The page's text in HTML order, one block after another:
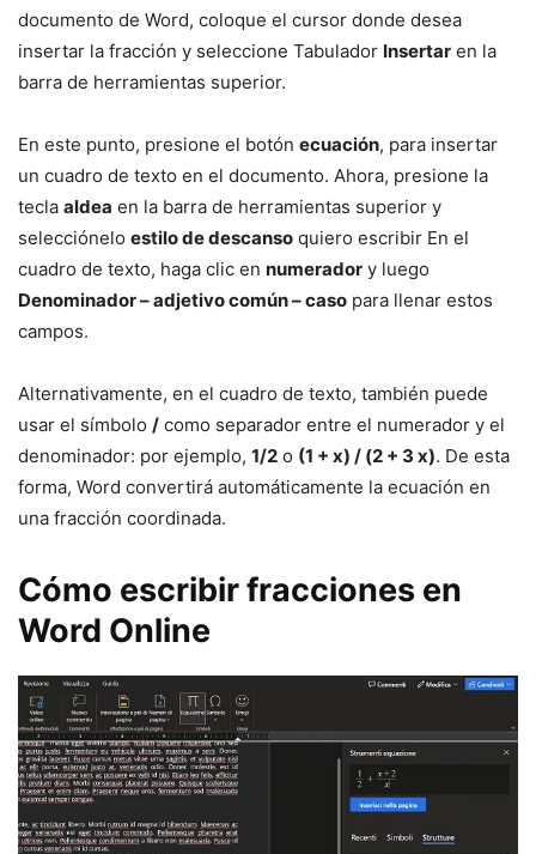
documento de Word, coloque el cursor donde desea
insertar la fracción y seleccione Tabulador Insertar en la
barra de herramientas superior.
En este punto, presione el botón ecuación, para insertar
un cuadro de texto en el documento. Ahora, presione la
tecla aldea en la barra de herramientas superior y
selecciónelo estilo de descanso quiero escribir En el
cuadro de texto, haga clic en numerador y luego
Denominador – adjetivo común – caso para llenar estos
campos.
Alternativamente, en el cuadro de texto, también puede
usar el símbolo / como separador entre el numerador y el
denominador: por ejemplo, 1/2 o (1 + x) / (2 + 3 x). De esta
forma, Word convertirá automáticamente la ecuación en
una fracción coordinada.
Cómo escribir fracciones en
Word Online